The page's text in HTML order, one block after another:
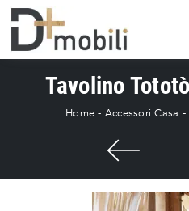
Tavolino
Home - Accessori Casa -